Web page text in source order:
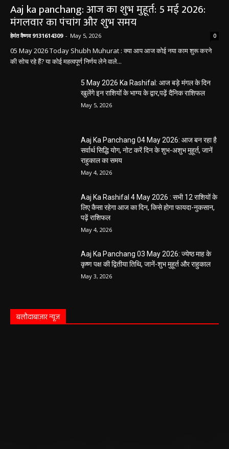
Aaj ka panchang: आज का शुभ मुहूर्त: 5 मई 2026:
मंगलवार का पंचांग और शुभ समय
हेमंत वैष्णव 9131614309 - May 5, 2026 0
05 May 2026 Today Shubh Muhurat : क्या आप आज कोई नया काम शुरू करने
की सोच रहे हैं? या कोई महत्वपूर्ण निर्णय लेने वाले...
5 May 2026 Ka Rashifal: आज बड़े मंगल के दिन
खुलेंगे इन राशियों के भाग्य के द्वार,पढ़ें दैनिक राशिफल
May 5, 2026
Aaj Ka Panchang 04 May 2026: आज बन रहा है
सर्वार्थ सिद्धि योग, नोट करें दिन के शुभ-अशुभ मुहूर्त, जानें
राहुकाल का समय
May 4, 2026
Aaj Ka Rashifal 4 May 2026 : सभी 12 राशियों के
लिए कैसा रहेगा आज का दिन, किसे होगा फायदा-नुकसान,
पढ़ें राशिफल
May 4, 2026
Aaj Ka Panchang 03 May 2026: ज्येष्ठ माह के
कृष्ण पक्ष की द्वितीया तिथि, जानें-शुभ मुहूर्त और राहुकाल
May 3, 2026
बलौदाबाज़ार न्यूज़